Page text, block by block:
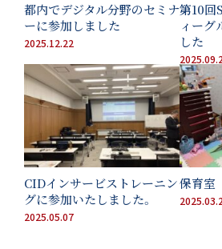
都内でデジタル分野のセミナ
ーに参加しました
2025.12.22
第10回
ィーグ
した
CIDインサービストレーニン
グに参加いたしました。
2025.05.07
保育室
LINE予約では、以下医
必要となりますので必ずお
1 まず医院コードをコピ